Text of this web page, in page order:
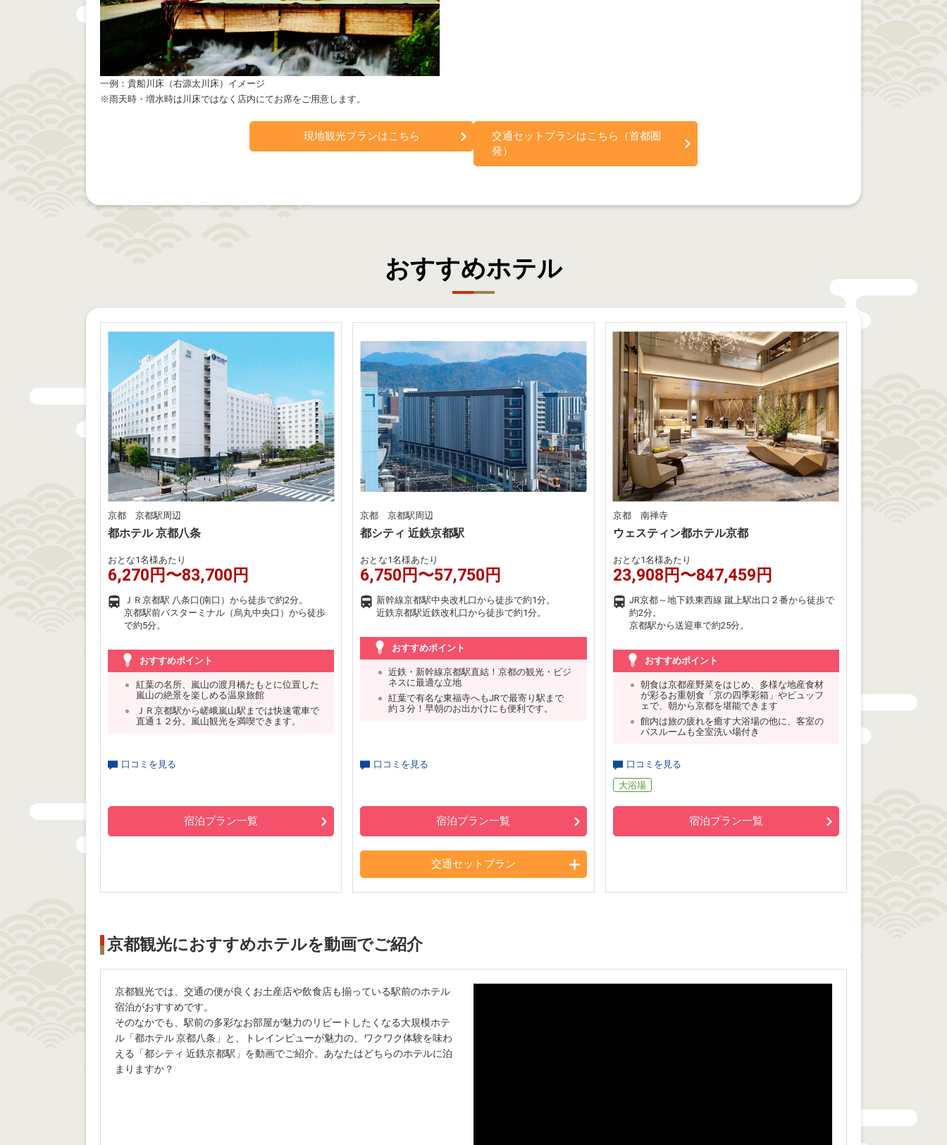
一例：貴船川床（右源太川床）イメージ
※雨天時・増水時は川床ではなく店内にてお席をご用意します。
現地観光プランはこちら
交通セットプランはこちら（首都圏
発）
おすすめホテル
京都 京都駅周辺
都ホテル 京都八条
おとな1名様あたり
6,270円〜83,700円
ＪＲ京都駅 八条口(南口）から徒歩で約2分。
京都駅前バスターミナル（烏丸中央口）から徒歩
で約5分。
おすすめポイント
紅葉の名所、嵐山の渡月橋たもとに位置した
嵐山の絶景を楽しめる温泉旅館
ＪＲ京都駅から嵯峨嵐山駅までは快速電車で
直通１２分。嵐山観光を満喫できます。
口コミを見る
宿泊プラン一覧
京都 京都駅周辺
都シティ 近鉄京都駅
おとな1名様あたり
6,750円〜57,750円
新幹線京都駅中央改札口から徒歩で約1分。
近鉄京都駅近鉄改札口から徒歩で約1分。
おすすめポイント
近鉄・新幹線京都駅直結！京都の観光・ビジ
ネスに最適な立地
紅葉で有名な東福寺へもJRで最寄り駅まで
約３分！早朝のお出かけにも便利です。
口コミを見る
宿泊プラン一覧
交通セットプラン
京都 南禅寺
ウェスティン都ホテル京都
おとな1名様あたり
23,908円〜847,459円
JR京都～地下鉄東西線 蹴上駅出口２番から徒歩で
約2分。
京都駅から送迎車で約25分。
おすすめポイント
朝食は京都産野菜をはじめ、多様な地産食材
が彩るお重朝食「京の四季彩箱」やビュッフ
ェで、朝から京都を堪能できます
館内は旅の疲れを癒す大浴場の他に、客室の
バスルームも全室洗い場付き
口コミを見る
大浴場
宿泊プラン一覧
京都観光におすすめホテルを動画でご紹介
京都観光では、交通の便が良くお土産店や飲食店も揃っている駅前のホテル
宿泊がおすすめです。
そのなかでも、駅前の多彩なお部屋が魅力のリピートしたくなる大規模ホテ
ル「都ホテル 京都八条」と、トレインビューが魅力の、ワクワク体験を味わ
える「都シティ 近鉄京都駅」を動画でご紹介。あなたはどちらのホテルに泊
まりますか？